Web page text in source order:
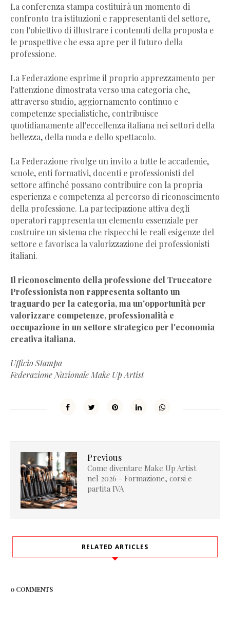
La conferenza stampa costituirà un momento di
confronto tra istituzioni e rappresentanti del settore,
con l'obiettivo di illustrare i contenuti della proposta e
le prospettive che essa apre per il futuro della
professione.
La Federazione esprime il proprio apprezzamento per
l'attenzione dimostrata verso una categoria che,
attraverso studio, aggiornamento continuo e
competenze specialistiche, contribuisce
quotidianamente all'eccellenza italiana nei settori della
bellezza, della moda e dello spettacolo.
La Federazione rivolge un invito a tutte le accademie,
scuole, enti formativi, docenti e professionisti del
settore affinché possano contribuire con la propria
esperienza e competenza al percorso di riconoscimento
della professione. La partecipazione attiva degli
operatori rappresenta un elemento essenziale per
costruire un sistema che rispecchi le reali esigenze del
settore e favorisca la valorizzazione dei professionisti
italiani.
Il riconoscimento della professione del Truccatore
Professionista non rappresenta soltanto un
traguardo per la categoria, ma un'opportunità per
valorizzare competenze, professionalità e
occupazione in un settore strategico per l'economia
creativa italiana.
Ufficio Stampa
Federazione Nazionale Make Up Artist
Previous
Come diventare Make Up Artist
nel 2026 - Formazione, corsi e
partita IVA
RELATED ARTICLES
0 COMMENTS